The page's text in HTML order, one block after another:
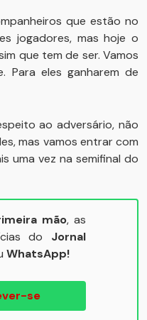
que estão no
jogadores, mas hoje o
que tem de ser. Vamos
Para eles ganharem de
ao adversário, não
mas vamos entrar com
uma vez na semifinal do
mão, as
do Jornal
WhatsApp!
se